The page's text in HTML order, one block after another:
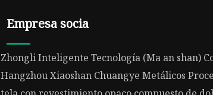
Empresa socia
Zhongli Inteligente Tecnología (Ma an shan)
Hangzhou Xiaoshan Chuangye Metálicos